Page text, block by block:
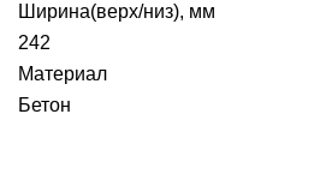
Ширина(верх/низ), мм
242
Материал
Бетон